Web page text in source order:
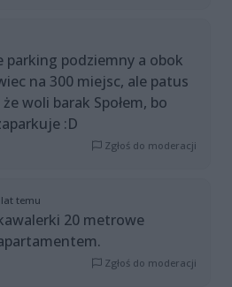
parking podziemny a obok
na 300 miejsc, ale patus
woli barak Społem, bo
:D
Zgłoś do moderacji
lat temu
20 metrowe
Zgłoś do moderacji